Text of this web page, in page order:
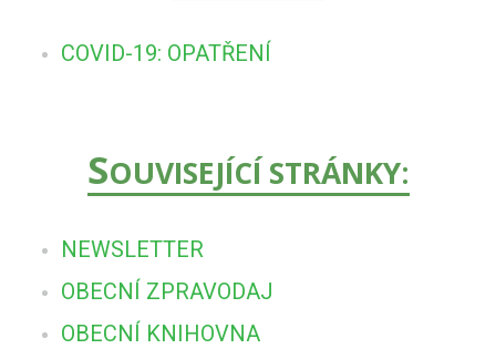
COVID-19: OPATŘENÍ
SOUVISEJÍCÍ STRÁNKY:
NEWSLETTER
OBECNÍ ZPRAVODAJ
OBECNÍ KNIHOVNA